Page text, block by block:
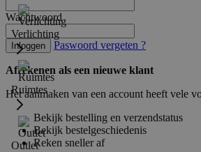
Verlichting
Ruimtes
Outlet
Wachtwoord
Inloggen Paswoord vergeten ?
Afrekenen als een nieuwe klant
Het aanmaken van een account heeft vele
Bekijk bestelling en verzendstatus
Bekijk bestelgeschiedenis
Reken sneller af